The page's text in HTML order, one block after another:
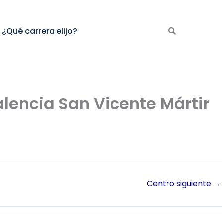
¿Qué carrera elijo?
San Vicente Mártir
Centro siguiente →